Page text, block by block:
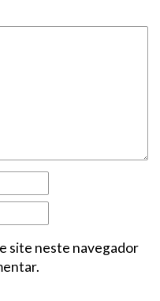
site neste navegador